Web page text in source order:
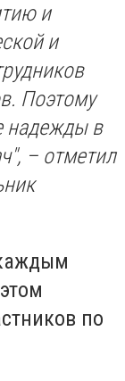
и
и
Поэтому
надежды в
– отметил
по